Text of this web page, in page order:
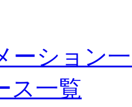
ーション
ス一覧